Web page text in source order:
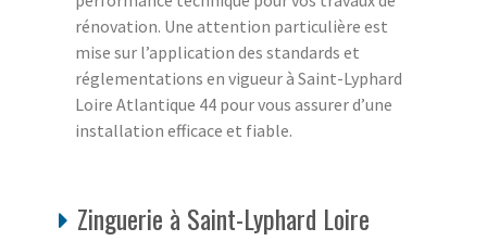
rénovation. Une attention particulière est
mise sur l’application des standards et
réglementations en vigueur à Saint-Lyphard
Loire Atlantique 44 pour vous assurer d’une
installation efficace et fiable.
Zinguerie à Saint-Lyphard Loire